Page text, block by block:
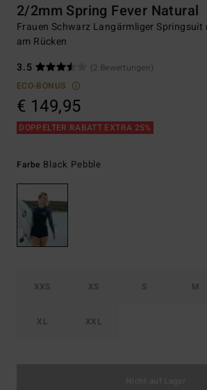
2/2mm Spring Fever Natural
Frauen Schwarz Langärmliger Springsuit
am Rücken
3.5
(2 Bewertungen)
ECO-BONUS
€ 149,95
DOPPELTER RABATT EXTRA 25%
Farbe Black Pebble
XXS XS S M
XL XXL